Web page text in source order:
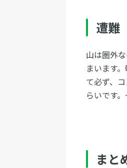
遭難
山は圏外
まいます
て必ず、
らいです
まと